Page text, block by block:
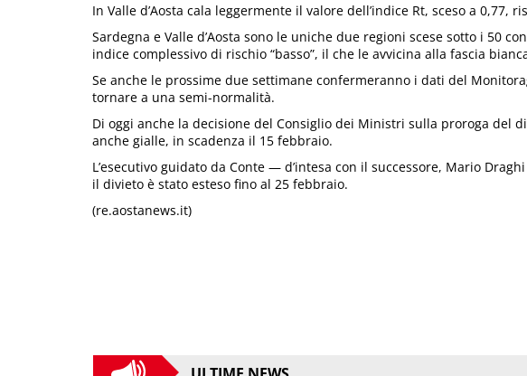
In Valle d’Aosta cala leggermente il valore dell’indice Rt, sceso a 0,77,
Sardegna e Valle d’Aosta sono le uniche due regioni scese sotto i 50
indice complessivo di rischio “basso”, il che le avvicina alla fascia
Se anche le prossime due settimane confermeranno i dati del
tornare a una semi-normalità.
Di oggi anche la decisione del Consiglio dei Ministri sulla proroga del
anche gialle, in scadenza il 15 febbraio.
L’esecutivo guidato da Conte — d’intesa con il successore, Mario
il divieto è stato esteso fino al 25 febbraio.
(re.aostanews.it)